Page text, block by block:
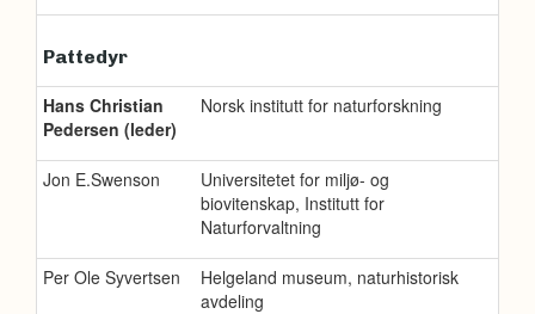
Pattedyr
Hans Christian
Pedersen (leder)
Norsk institutt for naturforskning
Jon E.Swenson
Universitetet for miljø- og
biovitenskap, Institutt for
Naturforvaltning
Per Ole Syvertsen
Helgeland museum, naturhistorisk
avdeling